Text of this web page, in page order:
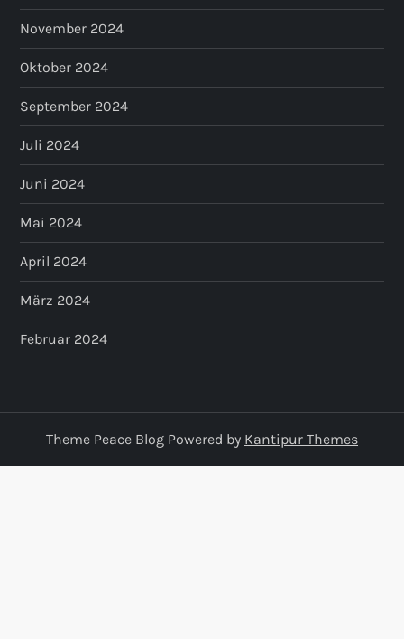
November 2024
Oktober 2024
September 2024
Juli 2024
Juni 2024
Mai 2024
April 2024
März 2024
Februar 2024
Theme Peace Blog Powered by Kantipur Themes